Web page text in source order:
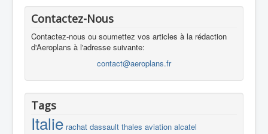
Contactez-Nous
Contactez-nous ou soumettez vos articles à la rédaction
d'Aeroplans à l'adresse suivante:
contact@aeroplans.fr
Tags
Italie rachat dassault thales aviation alcatel